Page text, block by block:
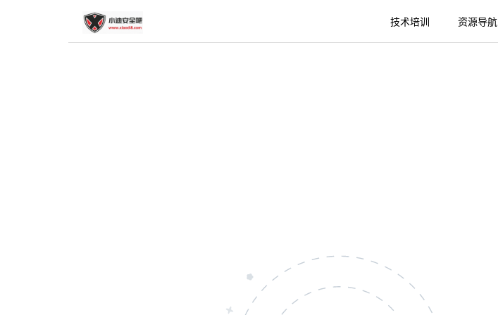
技术培训 资源导航